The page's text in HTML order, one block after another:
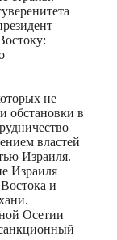
не
обстановки в
властей
Израиля.
Израиля
и
Осетии